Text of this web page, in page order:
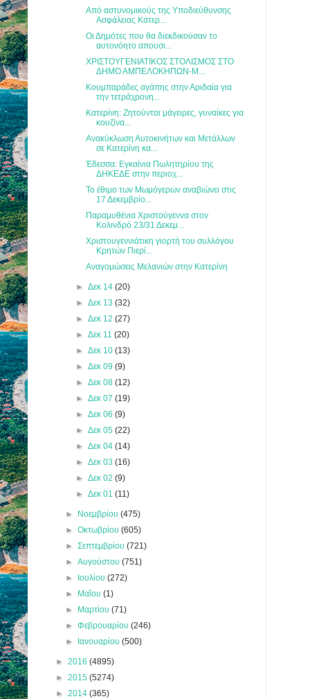
Από αστυνομικούς της Υποδιεύθυνσης
Ασφάλειας Κατερ...
Οι Δημότες που θα διεκδικούσαν το
αυτονόητο απουσι...
ΧΡΙΣΤΟΥΓΕΝΙΑΤΙΚΟΣ ΣΤΟΛΙΣΜΟΣ ΣΤΟ
ΔΗΜΟ ΑΜΠΕΛΟΚΗΠΩΝ-Μ...
Κουμπαράδες αγάπης στην Αριδαία για
την τετράχρονη...
Κατερίνη: Ζητούνται μάγειρες, γυναίκες για
κουζίνα...
Ανακύκλωση Αυτοκινήτων και Μετάλλων
σε Κατερίνη κα...
Έδεσσα: Εγκαίνια Πωλητηρίου της
ΔΗΚΕΔΕ στην περιοχ...
Το έθιμο των Μωμόγερων αναβιώνει στις
17 Δεκεμβρίο...
Παραμυθένια Χριστούγεννα στον
Κολινδρό 23/31 Δεκεμ...
Χριστουγεννιάτικη γιορτή του συλλόγου
Κρητών Πιερί...
Αναγομώσεις Μελανιών στην Κατερίνη
► Δεκ 14 (20)
► Δεκ 13 (32)
► Δεκ 12 (27)
► Δεκ 11 (20)
► Δεκ 10 (13)
► Δεκ 09 (9)
► Δεκ 08 (12)
► Δεκ 07 (19)
► Δεκ 06 (9)
► Δεκ 05 (22)
► Δεκ 04 (14)
► Δεκ 03 (16)
► Δεκ 02 (9)
► Δεκ 01 (11)
► Νοεμβρίου(475)
►Οκτωβρίου(605)
►Σεπτεμβρίου(721)
►Αυγούστου(751)
► Ιουλίου(272)
► Μαΐου(1)
► Μαρτίου(71)
►Φεβρουαρίου(246)
► Ιανουαρίου(500)
► 2016 (4895)
► 2015 (5274)
► 2014 (365)